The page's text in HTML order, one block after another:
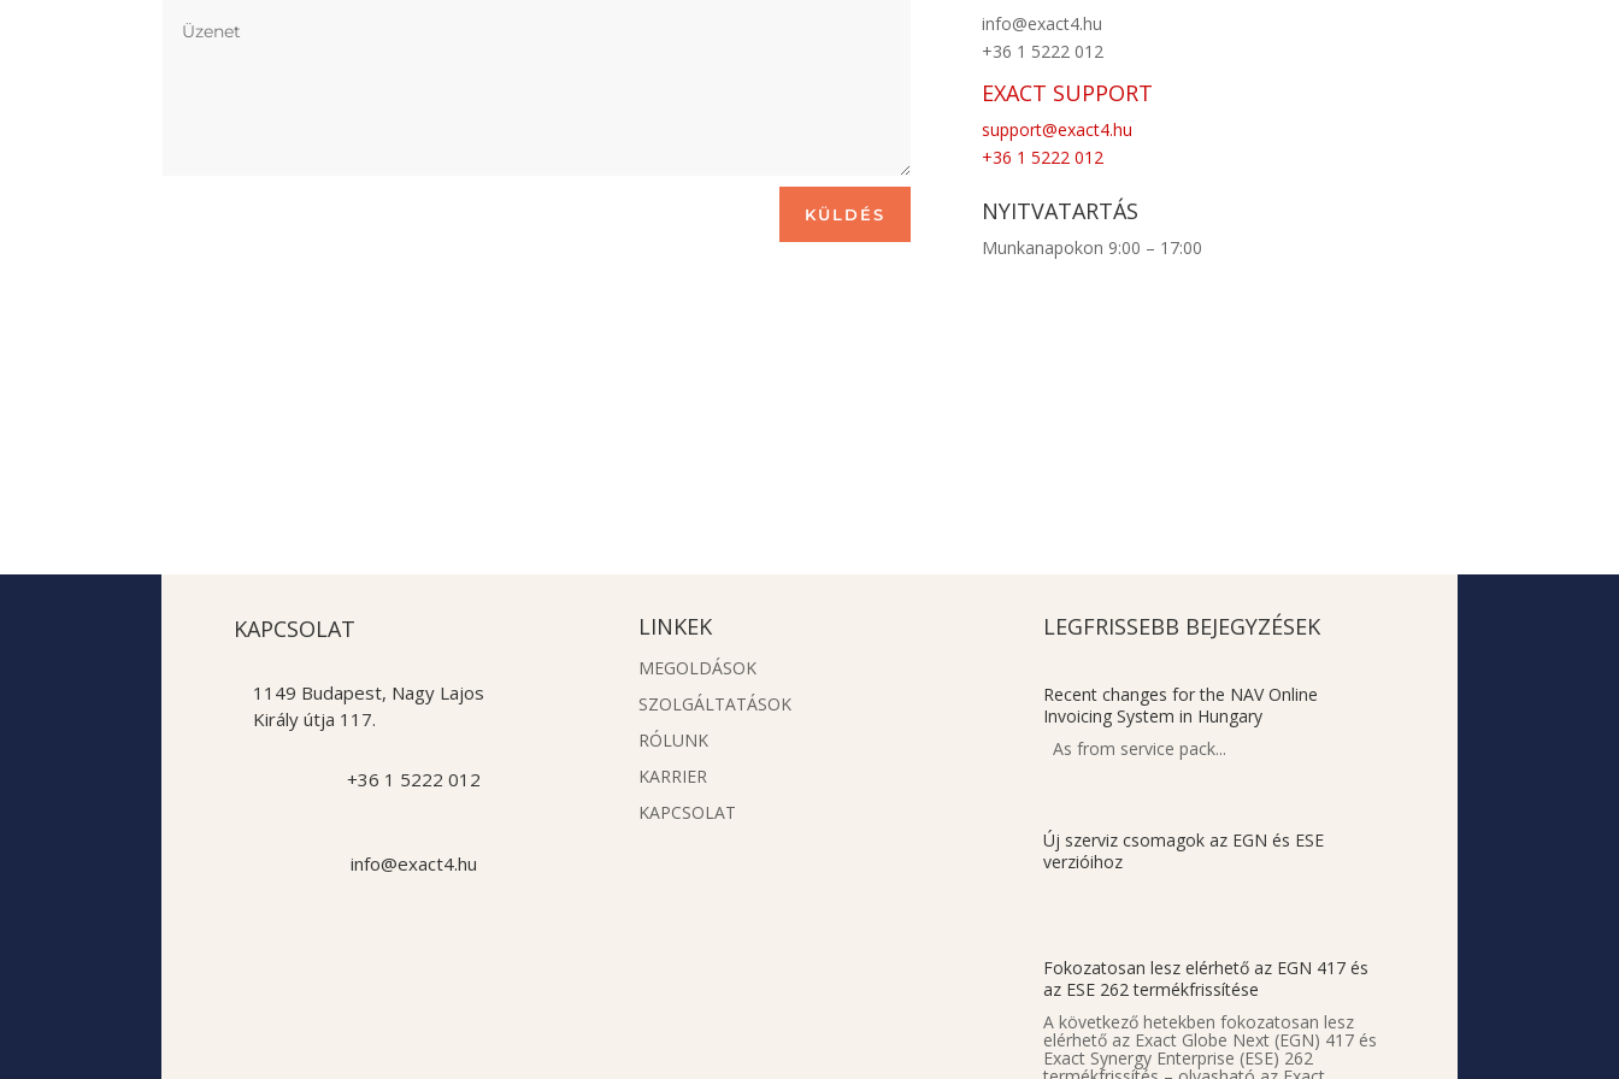
KÜLDÉS
info@exact4.hu
+36 1 5222 012
EXACT SUPPORT
support@exact4.hu
+36 1 5222 012
NYITVATARTÁS
Munkanapokon 9:00 – 17:00
KAPCSOLAT
1149 Budapest, Nagy Lajos
Király útja 117.
+36 1 5222 012
info@exact4.hu
LINKEK
MEGOLDÁSOK
SZOLGÁLTATÁSOK
RÓLUNK
KARRIER
KAPCSOLAT
LEGFRISSEBB BEJEGYZÉSEK
Recent changes for the NAV Online
Invoicing System in Hungary
As from service pack...
Új szerviz csomagok az EGN és ESE
verzióihoz
Fokozatosan lesz elérhető az EGN 417 és
az ESE 262 termékfrissítése
A következő hetekben fokozatosan lesz
elérhető az Exact Globe Next (EGN) 417 és
Exact Synergy Enterprise (ESE) 262